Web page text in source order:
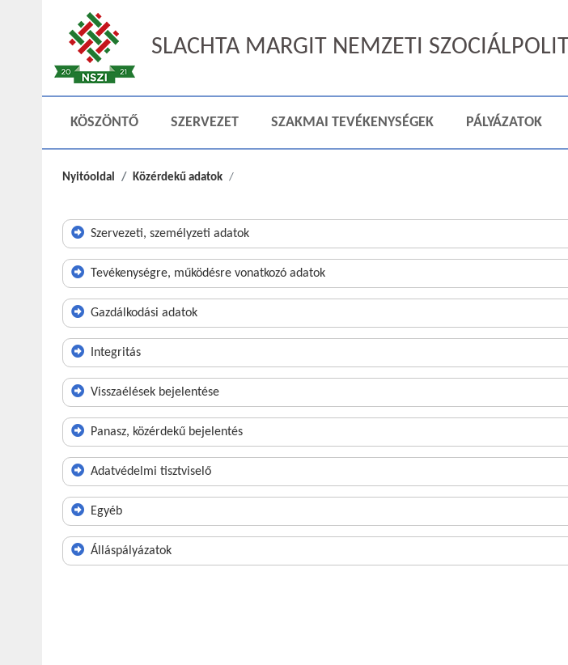
SLACHTA MARGIT NEMZETI
KÖSZÖNTŐ SZERVEZET SZAKMAI TEVÉKENYSÉGEK PÁLYÁZATOK
Nyitóoldal Közérdekű adatok
Szervezeti, személyzeti adatok
Tevékenységre, működésre vonatkozó adatok
Gazdálkodási adatok
Integritás
Visszaélések bejelentése
Panasz, közérdekű bejelentés
Adatvédelmi tisztviselő
Egyéb
Álláspályázatok